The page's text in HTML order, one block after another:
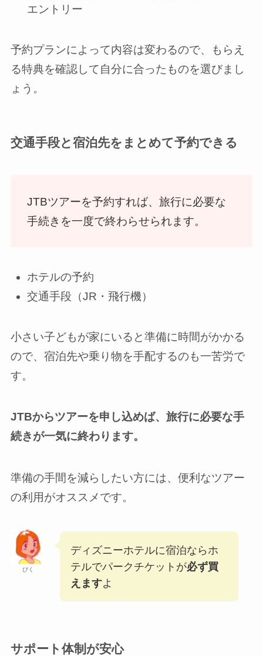
エントリー
予約プランによって内容は変わるので、もらえ
る特典を確認して自分に合ったものを選びまし
ょう。
交通手段と宿泊先をまとめて予約できる
JTBツアーを予約すれば、旅行に必要な
手続きを一度で終わらせられます。
ホテルの予約
交通手段（JR・飛行機）
小さい子どもが家にいると準備に時間がかかる
ので、宿泊先や乗り物を手配するのも一苦労で
す。
JTBからツアーを申し込めば、旅行に必要な手
続きが一気に終わります。
準備の手間を減らしたい方には、便利なツアー
の利用がオススメです。
ぴく
ディズニーホテルに宿泊ならホ
テルでパークチケットが必ず買
えますよ
サポート体制が安心